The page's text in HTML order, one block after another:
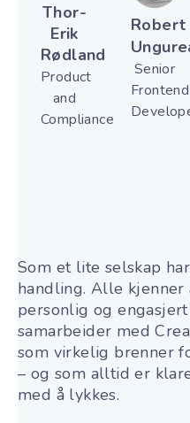
Thor-
Erik
Rødland
Product
and
Compliance
Robert
Senior
Frontend
Som et lite selskap
handling. Alle
personlig og
samarbeider med
som virkelig brenner
– og som alltid er
med å lykkes.